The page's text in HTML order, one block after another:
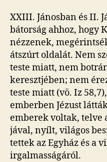
XXIII. Jánosban és II.
bátorság ahhoz, hogy
nézzenek,
átszúrt oldalát. Nem
teste miatt, nem
keresztjében; nem
teste miatt (vö. Iz
emberben Jézust
emberek voltak, telve
jával, nyílt, világos
tettek az Egyház és a
irgalmasságáról.